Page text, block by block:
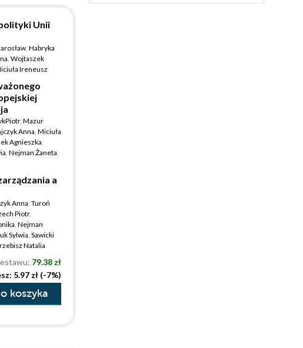
Unii
, Habryka
, Wojtaszek
Ireneusz
, Mazur
Anna, Miciuła
Agnieszka,
, Nejman Żaneta,
a
Anna, Turoń
Piotr,
, Nejman
Sylwia, Sawicki
Natalia
79.38 zł
5.97 zł (-7%)
koszyka